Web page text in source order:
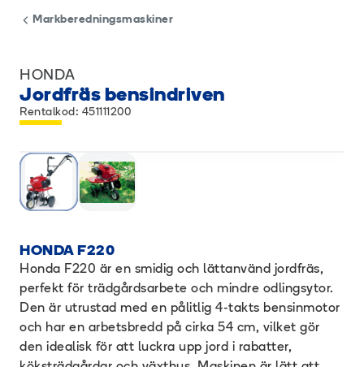
Markberedningsmaskiner
HONDA
Jordfräs bensindriven
Rentalkod: 451111200
HONDA F220
Honda F220 är en smidig och lättanvänd jordfräs,
perfekt för trädgårdsarbete och mindre odlingsytor.
Den är utrustad med en pålitlig 4-takts bensinmotor
och har en arbetsbredd på cirka 54 cm, vilket gör
den idealisk för att luckra upp jord i rabatter,